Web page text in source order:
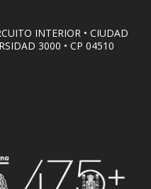
INTERIOR • CIUDAD
3000 • CP 04510